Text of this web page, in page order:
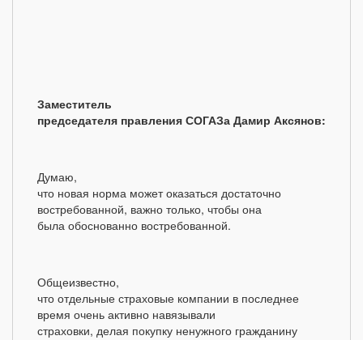
Заместитель
председателя правления СОГАЗа Дамир Аксянов:
Думаю,
что новая норма может оказаться достаточно
востребованной, важно только, чтобы она
была обоснованно востребованной.
Общеизвестно,
что отдельные страховые компании в последнее
время очень активно навязывали
страховки, делая покупку ненужного гражданину